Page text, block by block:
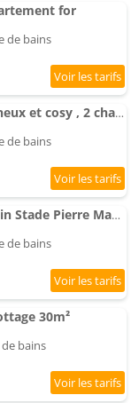
for
de bains
Appartement Duplex lumineux et cosy , 2 chambres à 5 min à pied du Stade Pierre-Mauroy
de bains
Appartement Grand T3 5min Stade Pierre Mauroy
de bains
30m²
bains